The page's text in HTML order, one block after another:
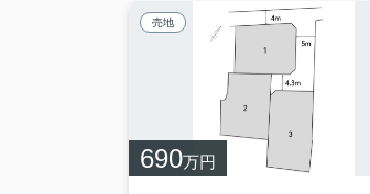
売地
690万円